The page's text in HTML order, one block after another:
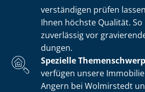
ver­stän­di­gen prüfen
Ihnen höchste Qualität.
zuverlässig vor
dun­gen.
Spezielle
verfügen unsere
Angern bei Wolmirstedt